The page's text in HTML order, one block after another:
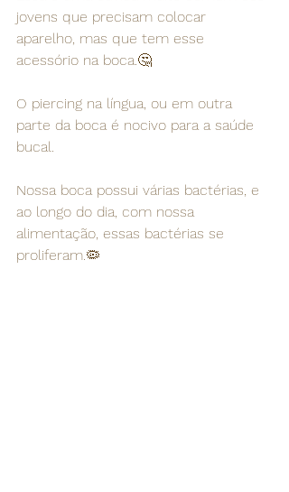
jovens que precisam colocar
aparelho, mas que tem esse
acessório na boca.🤔
O piercing na língua, ou em outra
parte da boca é nocivo para a saúde
bucal.
Nossa boca possui várias bactérias, e
ao longo do dia, com nossa
alimentação, essas bactérias se
proliferam.🦠